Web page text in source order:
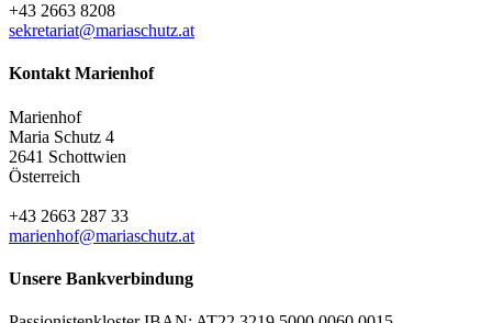
+43 2663 8208
sekretariat@mariaschutz.at
Kontakt Marienhof
Marienhof
Maria Schutz 4
2641 Schottwien
Österreich
+43 2663 287 33
marienhof@mariaschutz.at
Unsere Bankverbindung